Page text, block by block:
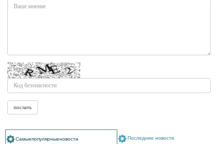
Самыепопулярныеновости Последние новости